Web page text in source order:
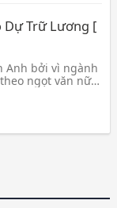
Dự Trữ Lương [
Anh bởi vì ngành
ngọt văn nữ